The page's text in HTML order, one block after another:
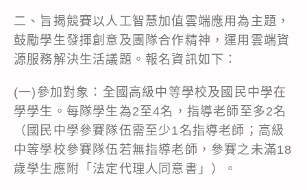
二、旨揭競賽以人工智慧加值雲端應用為主題，
鼓勵學生發揮創意及團隊合作精神，運用雲端資
源服務解決生活議題。報名資訊如下：
(一)參加對象：全國高級中等學校及國民中學在
學學生。每隊學生為2至4名，指導老師至多2名
（國民中學參賽隊伍需至少1名指導老師；高級
中等學校參賽隊伍若無指導老師，參賽之未滿18
歲學生應附「法定代理人同意書」）。